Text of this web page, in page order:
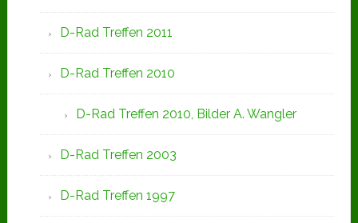
D-Rad Treffen 2011
D-Rad Treffen 2010
D-Rad Treffen 2010, Bilder A. Wangler
D-Rad Treffen 2003
D-Rad Treffen 1997